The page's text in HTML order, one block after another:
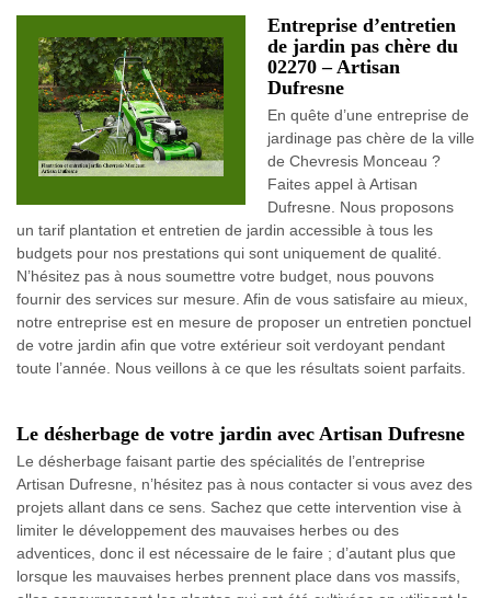
Entreprise d’entretien
de jardin pas chère du
02270 – Artisan
Dufresne
En quête d’une entreprise de
jardinage pas chère de la ville
de Chevresis Monceau ?
Faites appel à Artisan
Dufresne. Nous proposons
un tarif plantation et entretien de jardin accessible à tous les
budgets pour nos prestations qui sont uniquement de qualité.
N’hésitez pas à nous soumettre votre budget, nous pouvons
fournir des services sur mesure. Afin de vous satisfaire au mieux,
notre entreprise est en mesure de proposer un entretien ponctuel
de votre jardin afin que votre extérieur soit verdoyant pendant
toute l’année. Nous veillons à ce que les résultats soient parfaits.
Le désherbage de votre jardin avec Artisan Dufresne
Le désherbage faisant partie des spécialités de l’entreprise
Artisan Dufresne, n’hésitez pas à nous contacter si vous avez des
projets allant dans ce sens. Sachez que cette intervention vise à
limiter le développement des mauvaises herbes ou des
adventices, donc il est nécessaire de le faire ; d’autant plus que
lorsque les mauvaises herbes prennent place dans vos massifs,